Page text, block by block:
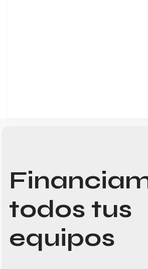
todos tus
equipos